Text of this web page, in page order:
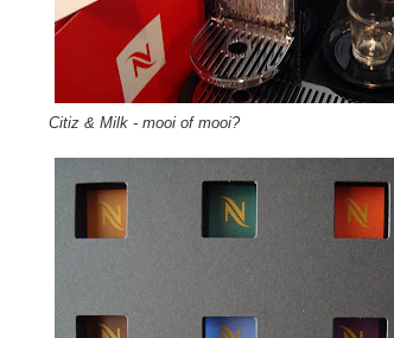
Citiz & Milk - mooi of mooi?